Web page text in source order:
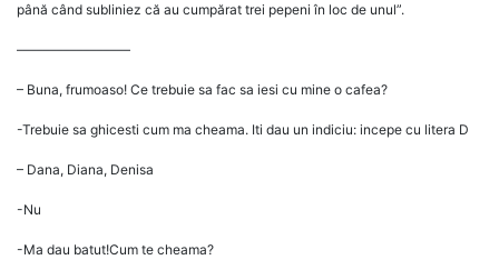
până când subliniez că au cumpărat trei pepeni în loc de unul”.
–––––––––––––––––
– Buna, frumoaso! Ce trebuie sa fac sa iesi cu mine o cafea?
-Trebuie sa ghicesti cum ma cheama. Iti dau un indiciu: incepe cu litera D
– Dana, Diana, Denisa
-Nu
-Ma dau batut!Cum te cheama?